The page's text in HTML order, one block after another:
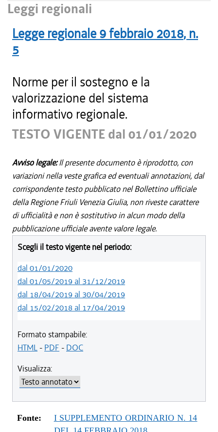
Leggi regionali
Legge regionale 9 febbraio 2018, n.
5
Norme per il sostegno e la
valorizzazione del sistema
informativo regionale.
TESTO VIGENTE dal 01/01/2020
Avviso legale:Il presente documento è riprodotto, con
variazioni nella veste grafica ed eventuali annotazioni, dal
corrispondente testo pubblicato nel Bollettino ufficiale
della Regione Friuli Venezia Giulia, non riveste carattere
di ufficialità e non è sostitutivo in alcun modo della
pubblicazione ufficiale avente valore legale.
Scegli il testo vigente nel periodo:
dal 01/01/2020
dal 01/05/2019 al 31/12/2019
dal 18/04/2019 al 30/04/2019
dal 15/02/2018 al 17/04/2019
Formato stampabile:
HTML- PDF - DOC
Visualizza:
Fonte:
I SUPPLEMENTO ORDINARIO N. 14